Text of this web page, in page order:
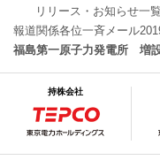
リリース・お知らせ一覧
報道関係各位一斉メール
福島第一原子力発電所 増
持株会社